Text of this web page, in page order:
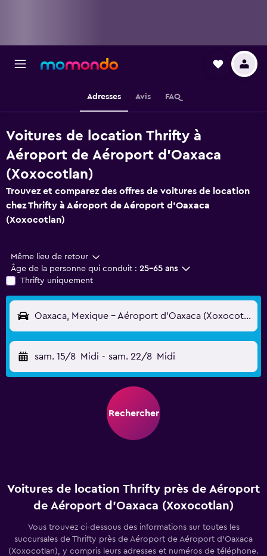
Adresses Avis FAQ
Voitures de location Thrifty à
Aéroport de Aéroport d'Oaxaca
(Xoxocotlan)
Trouvez et comparez des offres de voitures de location
chez Thrifty à Aéroport de Aéroport d'Oaxaca
(Xoxocotlan)
Même lieu de retour
Âge de la personne qui conduit : 25-65 ans
Thrifty uniquement
Oaxaca, Mexique - Aéroport d'Oaxaca (Xoxocotlan) (OAX)
sam. 15/8 Midi - sam. 22/8 Midi
Rechercher
Voitures de location Thrifty près de Aéroport
de Aéroport d'Oaxaca (Xoxocotlan)
Vous trouvez ci-dessous des informations sur toutes les
succursales de Thrifty près de Aéroport de Aéroport d'Oaxaca
(Xoxocotlan), y compris leurs adresses et numéros de téléphone.